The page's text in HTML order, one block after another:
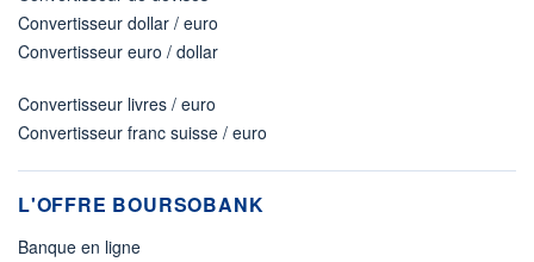
Convertisseur dollar / euro
Convertisseur euro / dollar
Convertisseur livres / euro
Convertisseur franc suisse / euro
L'OFFRE BOURSOBANK
Banque en ligne